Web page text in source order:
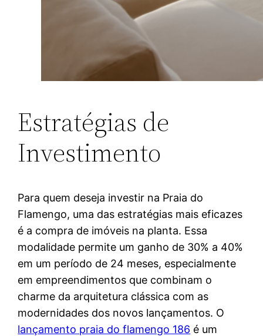
Estratégias de
Investimento
Para quem deseja investir na Praia do
Flamengo, uma das estratégias mais eficazes
é a compra de imóveis na planta. Essa
modalidade permite um ganho de 30% a 40%
em um período de 24 meses, especialmente
em empreendimentos que combinam o
charme da arquitetura clássica com as
modernidades dos novos lançamentos. O
lançamento praia do flamengo 186 é um